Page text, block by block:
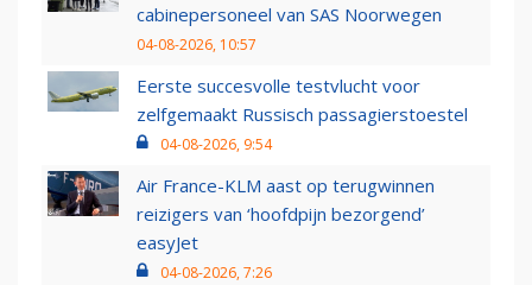
cabinepersoneel van SAS Noorwegen
04-08-2026, 10:57
Eerste succesvolle testvlucht voor
zelfgemaakt Russisch passagierstoestel
04-08-2026, 9:54
Air France-KLM aast op terugwinnen
reizigers van ‘hoofdpijn bezorgend’
easyJet
04-08-2026, 7:26